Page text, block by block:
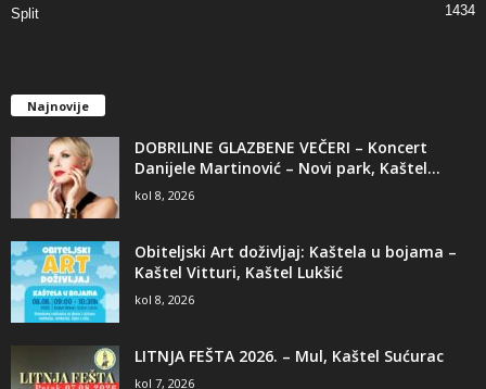
Split 1434
Najnovije
DOBRILINE GLAZBENE VEČERI – Koncert
Danijele Martinović – Novi park, Kaštel...
kol 8, 2026
Obiteljski Art doživljaj: Kaštela u bojama –
Kaštel Vitturi, Kaštel Lukšić
kol 8, 2026
LITNJA FEŠTA 2026. – Mul, Kaštel Sućurac
kol 7, 2026